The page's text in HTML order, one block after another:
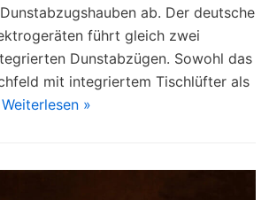
ab. Der deutsche
führt gleich zwei
Dunstabzügen. Sowohl das
mit integriertem Tischlüfter als
Weiterlesen »